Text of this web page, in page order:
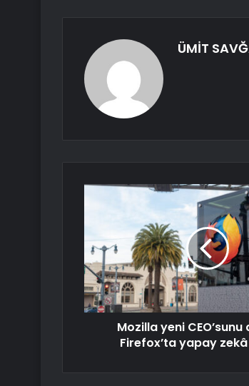
ÜMİT
Mozilla yeni
Firefox’ta yapay